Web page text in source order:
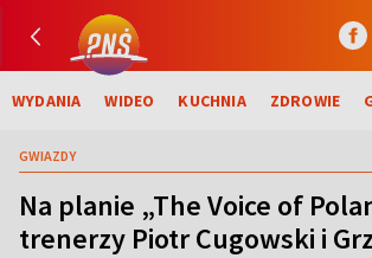
WYDANIA WIDEO KUCHNIA ZDROWIE
GWIAZDY
Na planie „The Voice of
trenerzy Piotr Cugowski i